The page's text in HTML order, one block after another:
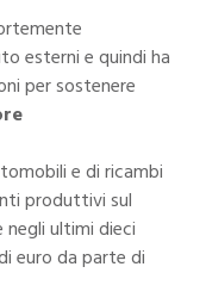
esterni e quindi ha
per sostenere
e di ricambi
produttivi sul
ultimi dieci
euro da parte di